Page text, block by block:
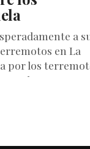
a
en La
por los
24...